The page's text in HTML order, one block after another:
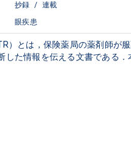
抄録 / 連載
眼疾患
）とは，保険薬局の薬剤師
した情報を伝える文書である